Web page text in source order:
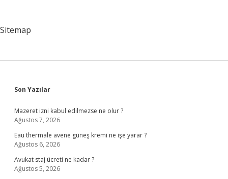
Sitemap
Sidebar
Son Yazılar
Mazeret izni kabul edilmezse ne olur ?
Ağustos 7, 2026
Eau thermale avene güneş kremi ne işe yarar ?
Ağustos 6, 2026
Avukat staj ücreti ne kadar ?
Ağustos 5, 2026